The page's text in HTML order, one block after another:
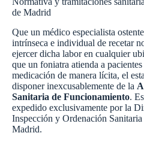
de Madrid
Que un médico especialista
intrínseca e individual de recetar
ejercer dicha labor en cualquier
que un foniatra atienda a
medicación de manera lícita, el
disponer inexcusablemente de la
Sanitaria de Funcionamiento.
expedido exclusivamente por la
Inspección y Ordenación
Madrid.